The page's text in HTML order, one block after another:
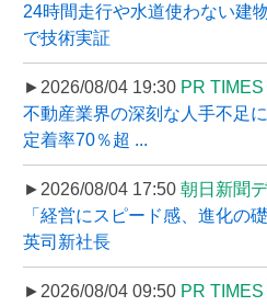
24時間走行や水道使わない建
で技術実証
►2026/08/04 19:30 PR TIMES
不動産業界の深刻な人手不足
定着率70％超 ...
►2026/08/04 17:50 朝日新聞
「経営にスピード感、進化の
英司新社長
►2026/08/04 09:50 PR TIMES